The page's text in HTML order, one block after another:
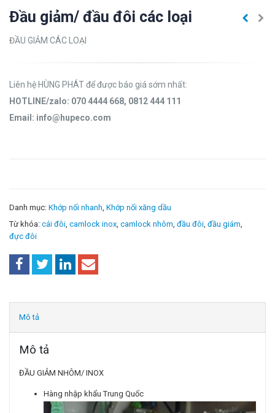
Đầu giảm/ đầu đôi các loại
ĐẦU GIẢM CÁC LOẠI
Liên hệ HÙNG PHÁT để được báo giá sớm nhất:
HOTLINE/zalo: 070 4444 668, 0812 444 111
Email: info@hupeco.com
Danh mục: Khớp nối nhanh, Khớp nối xăng dầu
Từ khóa: cái đôi camlock inox camlock nhôm đầu đôi đầu giám
đực đôi
Mô tả
Mô tả
ĐẦU GIẢM NHÔM/ INOX
Hàng nhập khẩu Trung Quốc